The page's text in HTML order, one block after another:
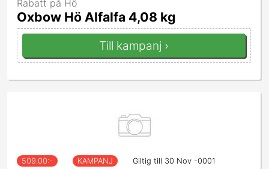
Rabatt på Hö
Oxbow Hö Alfalfa 4,08 kg
Till kampanj ›
509.00:- KAMPANJ Giltig till 30 Nov -0001